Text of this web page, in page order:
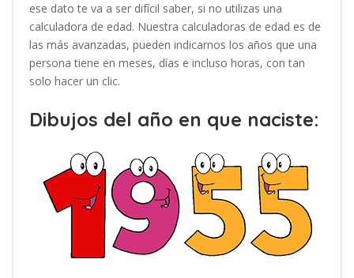
ese dato te va a ser difícil saber, si no utilizas una
calculadora de edad. Nuestra calculadoras de edad es de
las más avanzadas, pueden indicarnos los años que una
persona tiene en meses, días e incluso horas, con tan
solo hacer un clic.
Dibujos del año en que naciste: